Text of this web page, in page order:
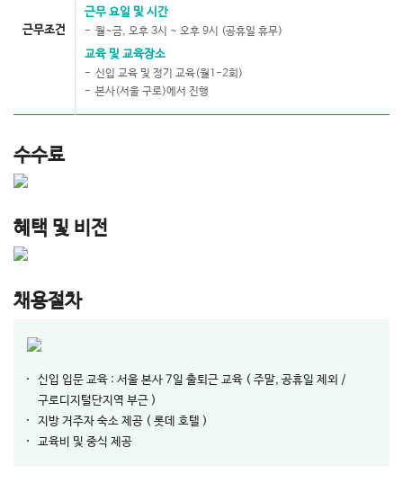
근무조건
근무 요일 및 시간
월~금, 오후 3시 ~ 오후 9시 (공휴일 휴무)
교육 및 교육장소
신입 교육 및 정기 교육(월1-2회)
본사(서울 구로)에서 진행
수수료
혜택 및 비전
채용절차
신입 입문 교육 : 서울 본사 7일 출퇴근 교육 ( 주말, 공휴일 제외 /
구로디지털단지역 부근 )
지방 거주자 숙소 제공 ( 롯데 호텔 )
교육비 및 중식 제공